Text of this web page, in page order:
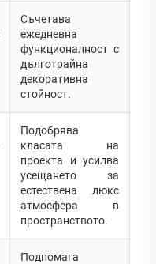
Съчетава
ежедневна
функционалност с
дълготрайна
декоративна
стойност.
Подобрява
класата на
проекта и усилва
усещането за
естествена люкс
атмосфера в
пространството.
Подпомага